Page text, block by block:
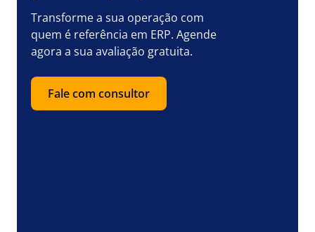
Transforme a sua operação com
quem é referência em ERP. Agende
agora a sua avaliação gratuita.
Fale com consultor